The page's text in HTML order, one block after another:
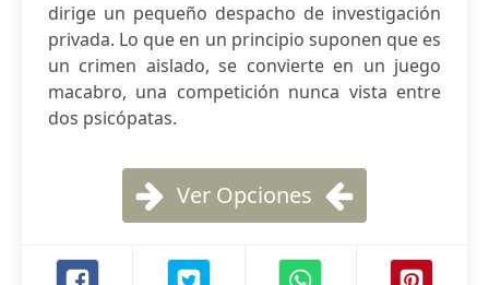
dirige un pequeño despacho de investigación
privada. Lo que en un principio suponen que es
un crimen aislado, se convierte en un juego
macabro, una competición nunca vista entre
dos psicópatas.
Ver Opciones